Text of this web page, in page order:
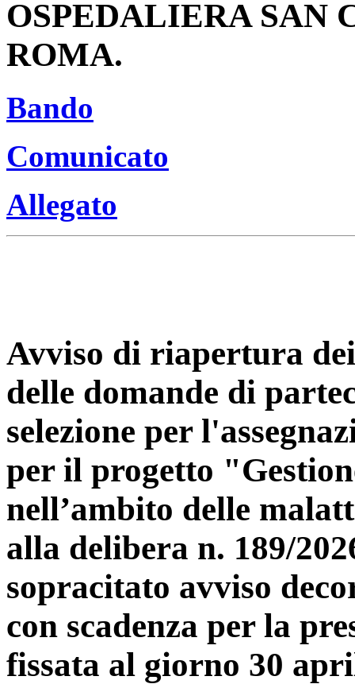
OSPEDALIERA
ROMA.
Bando
Comunicato
Allegato
Avviso di riapertura
delle domande di
selezione per
per il progetto
nell’ambito delle
alla delibera n. 189/
sopracitato avviso
con scadenza per la
fissata al giorno 30